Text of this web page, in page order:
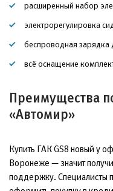
расширенный набор
электрорегулировка
беспроводная зарядка
всё оснащение
Преимущества
«Автомир»
Купить ГАК GS8 новый у
Воронеже — значит
поддержку. Специалисты